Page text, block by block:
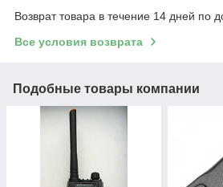
Возврат товара в течение 14 дней по
Все условия возврата
Подобные товары компании